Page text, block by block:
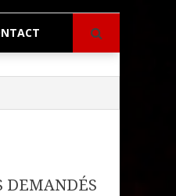
DEMANDÉS